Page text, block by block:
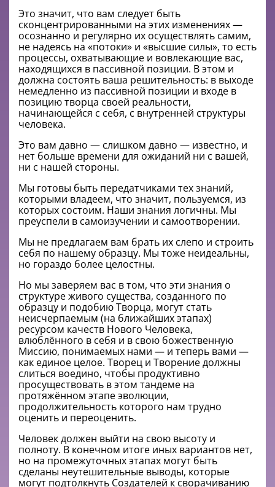
Это значит, что вам следует быть
сконцентрированными на этих изменениях —
осознанно и регулярно их осуществлять самим,
не надеясь на «потоки» и «высшие силы», то есть
процессы, охватывающие и вовлекающие вас,
находящихся в пассивной позиции. В этом и
должна состоять ваша решительность: в выходе
немедленно из пассивной позиции и входе в
позицию творца своей реальности,
начинающейся с себя, с внутренней структуры
человека.
Это вам давно — слишком давно — известно, и
нет больше времени для ожиданий ни с вашей,
ни с нашей стороны.
Мы готовы быть передатчиками тех знаний,
которыми владеем, что значит, пользуемся, из
которых состоим. Наши знания логичны. Мы
преуспели в самоизучении и самоотворении.
Мы не предлагаем вам брать их слепо и строить
себя по нашему образцу. Мы тоже неидеальны,
но гораздо более целостны.
Но мы заверяем вас в том, что эти знания о
структуре живого существа, созданного по
образцу и подобию Творца, могут стать
неисчерпаемым (на ближайших этапах)
ресурсом качеств Нового Человека,
влюблённого в себя и в свою божественную
Миссию, понимаемых нами — и теперь вами —
как единое целое. Творец и Творение должны
слиться воедино, чтобы продуктивно
просуществовать в этом тандеме на
протяжённом этапе эволюции,
продолжительность которого нам трудно
оценить и переоценить.
Человек должен выйти на свою высоту и
полноту. В конечном итоге иных вариантов нет,
но на промежуточных этапах могут быть
сделаны неутешительные выводы, которые
могут подтолкнуть Создателей к сворачиванию